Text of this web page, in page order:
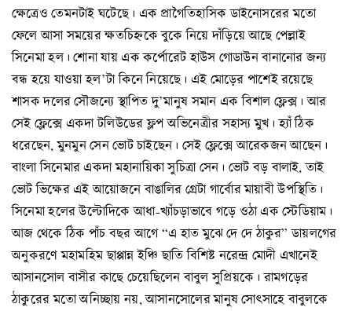
ক্ষেত্রেও তেমনটাই ঘটেছে। এক প্রাগৈতিহাসিক ডাইনোসরের মতো
ফেলে আসা সময়ের ক্ষতচিহ্নকে বুকে নিয়ে দাঁড়িয়ে আছে পেল্লাই
সিনেমা হল। শোনা যায় এক কর্পোরেট হাউস গোডাউন বানানোর জন্য
বন্ধ হয়ে যাওয়া হল’টা কিনে নিয়েছে। এই মোড়ের পাশেই রয়েছে
শাসক দলের সৌজন্যে স্থাপিত দু’মানুষ সমান এক বিশাল ফ্লেক্স। আর
সেই ফ্লেক্সে একদা টলিউডের ফ্লপ অভিনেত্রীর সহাস্য মুখ। হ্যাঁ ঠিক
ধরেছেন, মুনমুন সেন ভোট চাইছেন। সেই ফ্লেক্সে আরেকজন আছেন।
বাংলা সিনেমার একদা মহানায়িকা সুচিত্রা সেন। ভোট বড় বালাই, তাই
ভোট ভিক্ষের এই আয়োজনে বাঙালির গ্রেটা গার্বোর মায়াবী উপস্থিতি।
সিনেমা হলের উল্টোদিকে আধা-খ্যাঁচড়াভাবে গড়ে ওঠা এক স্টেডিয়াম।
আজ থেকে ঠিক পাঁচ বছর আগে “এ হাত মুঝে দে দে ঠাকুর” ডায়লগের
অনুকরণে মহামহিম ছাপ্পান্ন ইঞ্চি ছাতি বিশিষ্ট নরেন্দ্র মোদী এখানেই
আসানসোল বাসীর কাছে চেয়েছিলেন বাবুল সুপ্রিয়কে। রামগড়ের
ঠাকুরের মতো অনিচ্ছায় নয়, আসানসোলের মানুষ সোৎসাহে বাবুলকে